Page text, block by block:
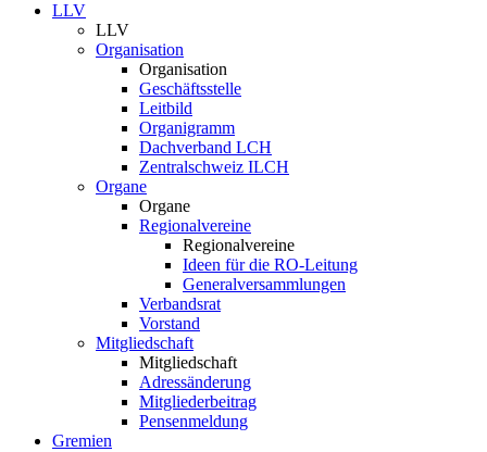
LLV
LLV
Organisation
Organisation
Geschäftsstelle
Leitbild
Organigramm
Dachverband LCH
Zentralschweiz ILCH
Organe
Organe
Regionalvereine
Regionalvereine
Ideen für die RO-Leitung
Generalversammlungen
Verbandsrat
Vorstand
Mitgliedschaft
Mitgliedschaft
Adressänderung
Mitgliederbeitrag
Pensenmeldung
Gremien